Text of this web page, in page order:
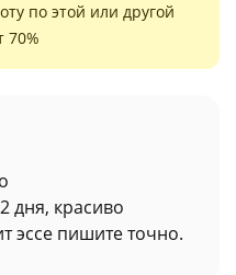
по этой или другой
70%
дня, красиво
эссе пишите точно.